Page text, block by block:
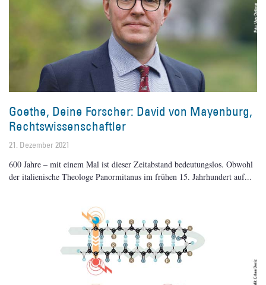
Goethe, Deine Forscher: David von Mayenburg,
Rechtswissenschaftler
21. Dezember 2021
600 Jahre – mit einem Mal ist dieser Zeitabstand bedeutungslos. Obwohl
der italienische Theologe Panormitanus im frühen 15. Jahrhundert auf